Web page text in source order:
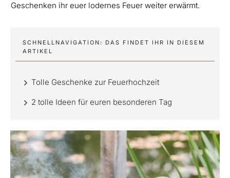
Geschenken ihr euer lodernes Feuer weiter erwärmt.
SCHNELLNAVIGATION: DAS FINDET IHR IN DIESEM
ARTIKEL
Tolle Geschenke zur Feuerhochzeit
2 tolle Ideen für euren besonderen Tag